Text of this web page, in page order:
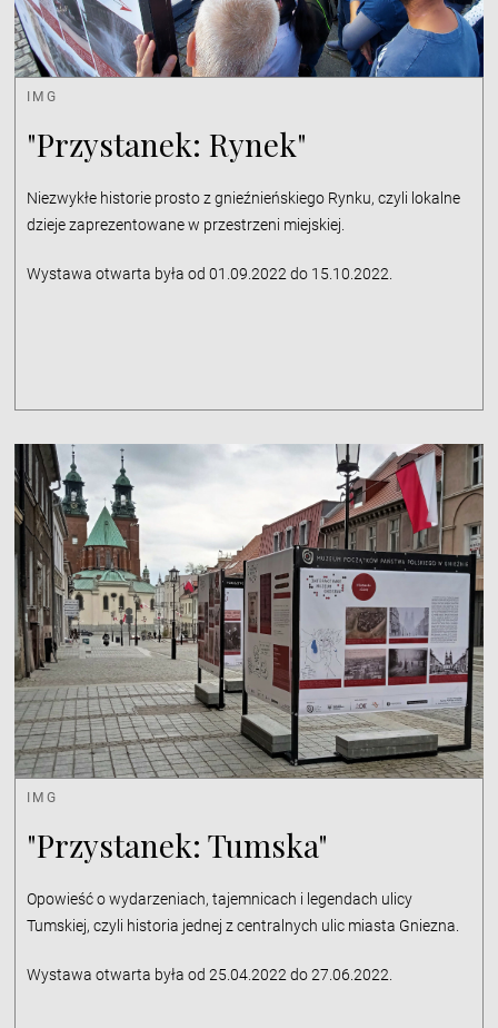
IMG
"Przystanek: Rynek"
Niezwykłe historie prosto z gnieźnieńskiego Rynku, czyli lokalne
dzieje zaprezentowane w przestrzeni miejskiej.
Wystawa otwarta była od 01.09.2022 do 15.10.2022.
IMG
"Przystanek: Tumska"
Opowieść o wydarzeniach, tajemnicach i legendach ulicy
Tumskiej, czyli historia jednej z centralnych ulic miasta Gniezna.
Wystawa otwarta była od 25.04.2022 do 27.06.2022.